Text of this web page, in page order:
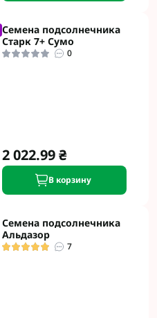
Семена подсолнечника
Старк 7+ Сумо
0
2 022.99 ₴
В корзину
Семена подсолнечника
Альдазор
7